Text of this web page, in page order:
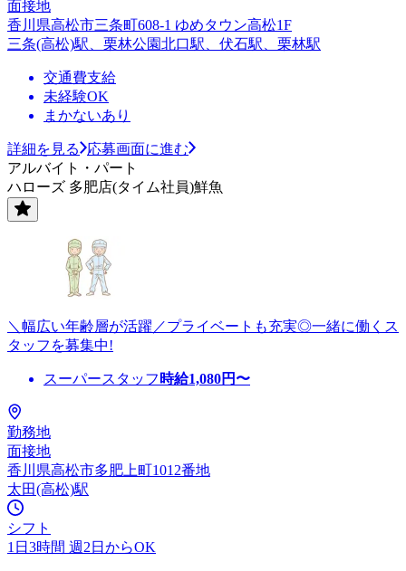
面接地
香川県高松市三条町608-1 ゆめタウン高松1F
三条(高松)駅、栗林公園北口駅、伏石駅、栗林駅
交通費支給
未経験OK
まかないあり
詳細を見る
応募画面に進む
アルバイト・パート
ハローズ 多肥店(タイム社員)鮮魚
＼幅広い年齢層が活躍／プライベートも充実◎一緒に働くス
タッフを募集中!
スーパースタッフ 時給1,080円〜
勤務地
面接地
香川県高松市多肥上町1012番地
太田(高松)駅
シフト
1日3時間 週2日からOK